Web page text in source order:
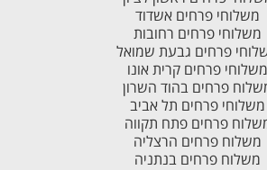
משלוחי פרחים אשדוד
משלוחי פרחים רחובות
פרחים גבעת שמואל
משלוחי פרחים קרית אונו
פרחים בהוד השרון
משלוחי פרחים תל אביב
פרחים פתח תקווה
משלוח פרחים הרצליה
משלוח פרחים בנתניה